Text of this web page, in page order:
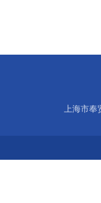
上海市